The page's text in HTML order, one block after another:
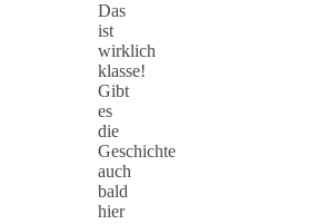
Das
ist
wirklich
klasse!
Gibt
es
die
Geschichte
auch
bald
hier